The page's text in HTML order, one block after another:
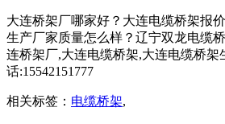
大连桥架厂哪家好？大连电缆桥架报
生产厂家质量怎么样？辽宁双龙电缆
连桥架厂,大连电缆桥架,大连电缆桥架
话:15542151777
相关标签： 电缆桥架,